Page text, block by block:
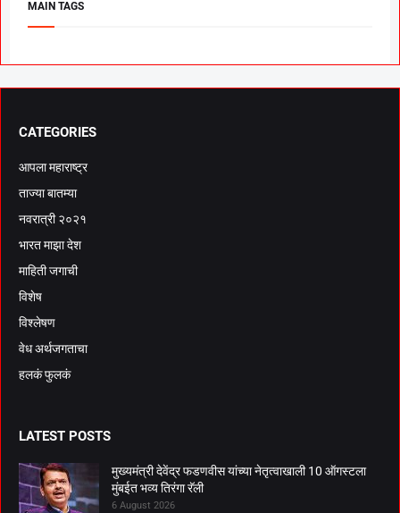
MAIN TAGS
CATEGORIES
आपला महाराष्ट्र
ताज्या बातम्या
नवरात्री २०२१
भारत माझा देश
माहिती जगाची
विशेष
विश्लेषण
वेध अर्थजगताचा
हलकं फुलकं
LATEST POSTS
मुख्यमंत्री देवेंद्र फडणवीस यांच्या नेतृत्वाखाली 10 ऑगस्टला
मुंबईत भव्य तिरंगा रॅली
6 August 2026